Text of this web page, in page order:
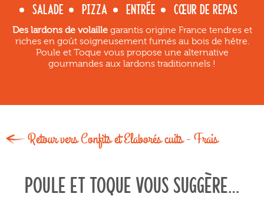
SALADE PIZZA ENTRÉE CŒUR DE REPAS
Des lardons de volaillegarantis origine France tendres et
riches en goût soigneusement fumés au bois de hêtre.
Poule et Toque vous propose une alternative
gourmandes aux lardons traditionnels !
Retour vers Confits et Elaborés cuits - Frais
Poule et toque vous suggère…